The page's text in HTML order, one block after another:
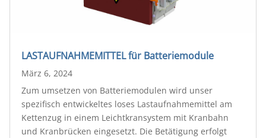
LASTAUFNAHMEMITTEL für Batteriemodule
März 6, 2024
Zum umsetzen von Batteriemodulen wird unser
spezifisch entwickeltes loses Lastaufnahmemittel am
Kettenzug in einem Leichtkransystem mit Kranbahn
und Kranbrücken eingesetzt. Die Betätigung erfolgt